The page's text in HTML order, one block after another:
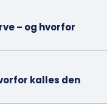
– og hvorfor
kalles den